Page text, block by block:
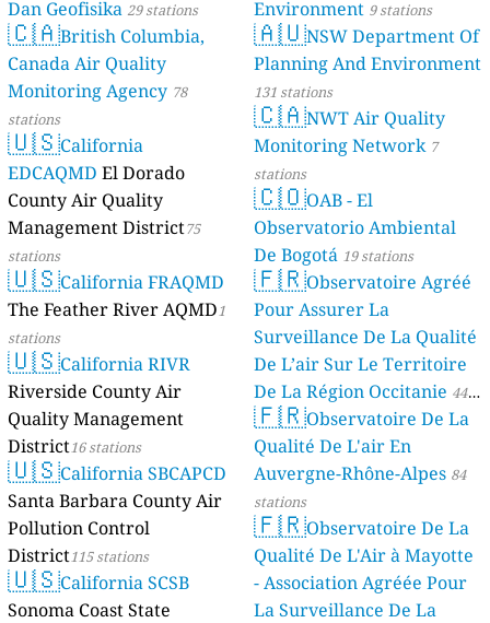
Dan Geofisika 29 stations
🇨🇦British Columbia,
Canada Air Quality
Monitoring Agency 78
stations
🇺🇸California
EDCAQMD El Dorado
County Air Quality
Management District75
stations
🇺🇸California FRAQMD
The Feather River AQMD1
stations
🇺🇸California RIVR
Riverside County Air
Quality Management
District16 stations
🇺🇸California SBCAPCD
Santa Barbara County Air
Pollution Control
District115 stations
🇺🇸California SCSB
Sonoma Coast State
Environment 9 stations
🇦🇺NSW Department Of
Planning And Environment
131 stations
🇨🇦NWT Air Quality
Monitoring Network 7
stations
🇨🇴OAB - El
Observatorio Ambiental
De Bogotá 19 stations
🇫🇷Observatoire Agréé
Pour Assurer La
Surveillance De La Qualité
De L’air Sur Le Territoire
De La Région Occitanie 44
stations
🇫🇷Observatoire De La
Qualité De L'air En
Auvergne-Rhône-Alpes 84
stations
🇫🇷Observatoire De La
Qualité De L'Air à Mayotte
- Association Agréée Pour
La Surveillance De La